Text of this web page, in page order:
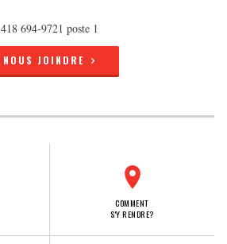
418 694-9721 poste 1
NOUS JOINDRE
COMMENT
S'Y RENDRE?